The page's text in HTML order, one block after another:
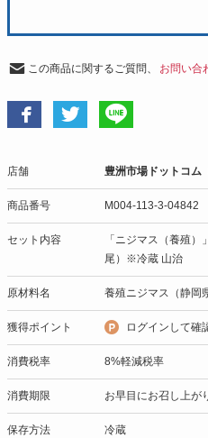
この商品に関するご質問、 お問い合
店舗 豊洲市場ドットコム
商品番号 M004-113-3-04842
セット内容
「ニジマス（養殖
尾）※冷蔵 山治
原材料名 養殖ニジマス（静岡
獲得ポイント ログインして確
消費税率 8%軽減税率
消費期限 お早目にお召し上が
保存方法 冷蔵